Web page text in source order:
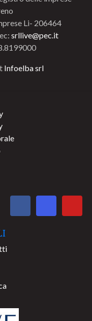
Li- 206464
srllive@pec.it
Infoelba srl